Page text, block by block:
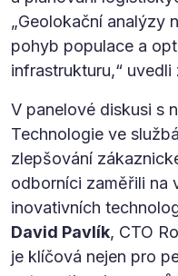
„Geolokační analýzy
pohyb populace a
infrastrukturu,“ uvedli
V panelové diskusi s
Technologie ve
zlepšování
odborníci zaměřili na
inovativních
David Pavlík, CTO
je klíčová nejen pro